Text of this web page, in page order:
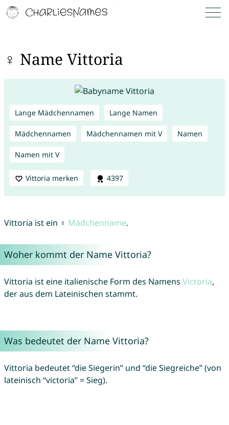
♀ Name Vittoria
Lange Mädchennamen Lange Namen
Mädchennamen Mädchennamen mit V Namen
Namen mit V
Vittoria merken 4397
Vittoria ist ein ♀ Mädchenname.
Woher kommt der Name Vittoria?
Vittoria ist eine italienische Form des Namens Victoria,
der aus dem Lateinischen stammt.
Was bedeutet der Name Vittoria?
Vittoria bedeutet “die Siegerin” und “die Siegreiche” (von
lateinisch “victoria” = Sieg).